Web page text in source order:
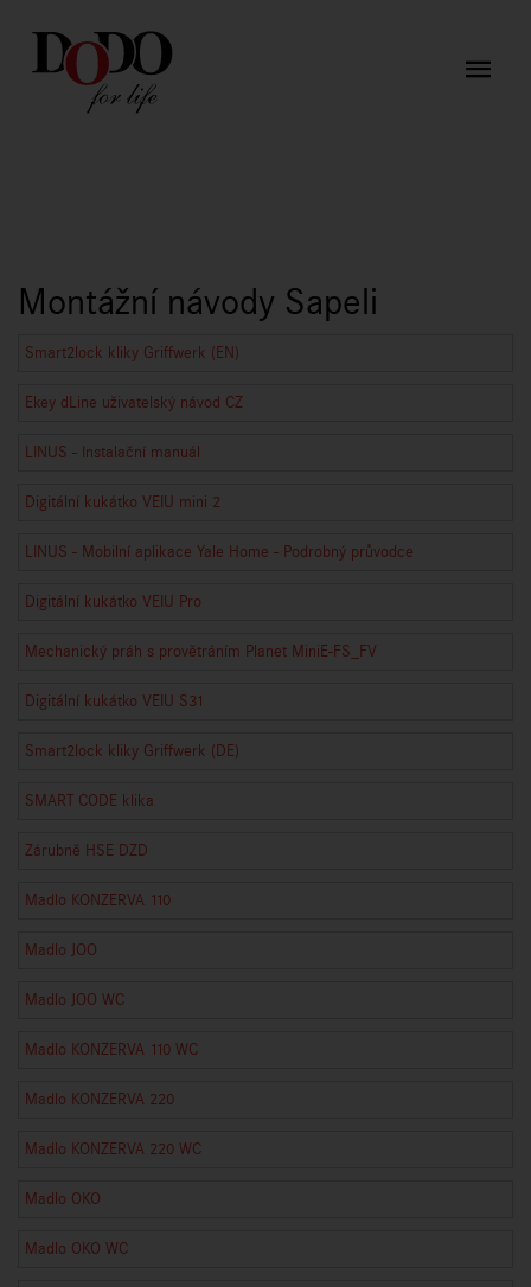
Montážní návody Sapeli
Smart2lock kliky Griffwerk (EN)
Ekey dLine uživatelský návod CZ
LINUS - Instalační manuál
Digitální kukátko VEIU mini 2
LINUS - Mobilní aplikace Yale Home - Podrobný průvodce
Digitální kukátko VEIU Pro
Mechanický práh s provětráním Planet MiniE-FS_FV
Digitální kukátko VEIU S31
Smart2lock kliky Griffwerk (DE)
SMART CODE klika
Zárubně HSE DZD
Madlo KONZERVA 110
Madlo JOO
Madlo JOO WC
Madlo KONZERVA 110 WC
Madlo KONZERVA 220
Madlo KONZERVA 220 WC
Madlo OKO
Madlo OKO WC